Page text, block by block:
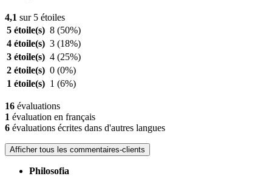
4,1 sur 5 étoiles
5 étoile(s) 8 (50%)
4 étoile(s) 3 (18%)
3 étoile(s) 4 (25%)
2 étoile(s) 0 (0%)
1 étoile(s) 1 (6%)
16 évaluations
1 évaluation en français
6 évaluations écrites dans d'autres langues
Afficher tous les commentaires-clients
Philosofia